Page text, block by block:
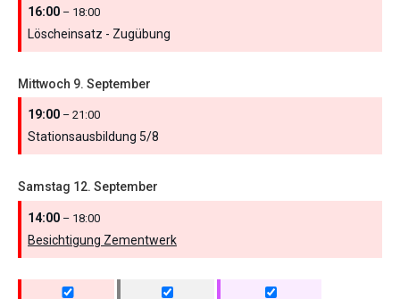
16:00 – 18:00
Löscheinsatz - Zugübung
Mittwoch 9. September
19:00 – 21:00
Stationsausbildung 5/8
Samstag 12. September
14:00 – 18:00
Besichtigung Zementwerk